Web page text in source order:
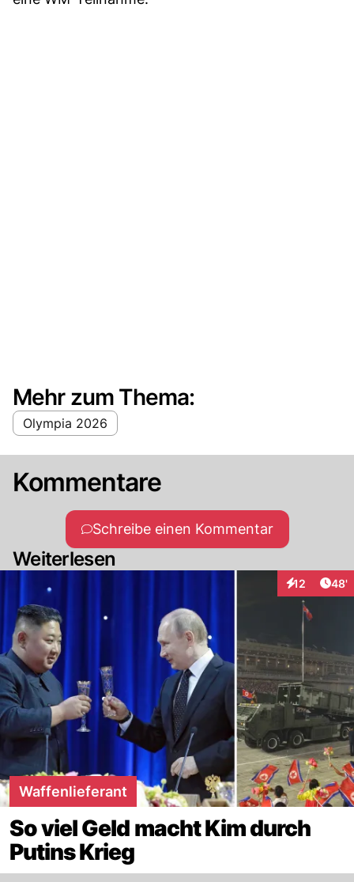
Mehr zum Thema:
Olympia 2026
Kommentare
Schreibe einen Kommentar
Weiterlesen
12
Interaktionen
48'
Waffenlieferant
So viel Geld macht Kim durch
Putins Krieg